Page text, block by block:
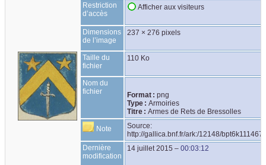
Restriction
d’accès
Afficher aux visiteurs
Dimensions
de l’image
237 × 276 pixels
Taille du
fichier
110 Ko
Nom du
fichier
Format : png
Type : Armoiries
Titre : Armes de Rets de Bressolles
Note
http://gallica.bnf.fr/ark:/12148/
Dernière
modification
14 juillet 2015 –00:03:12